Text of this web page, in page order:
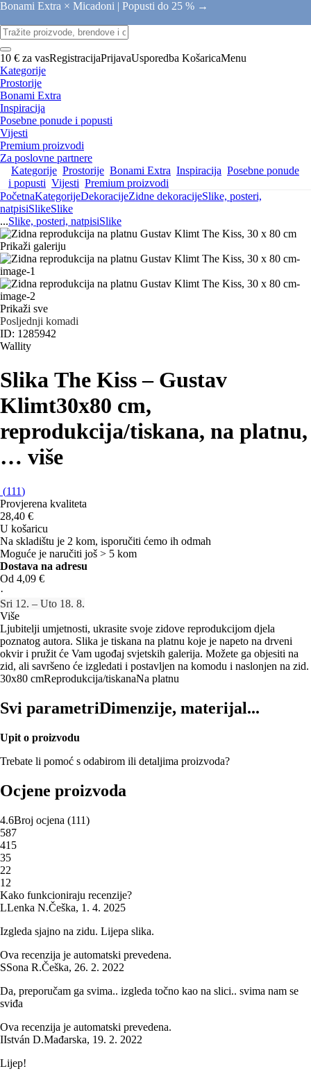
Bonami Extra × Micadoni | Popusti do 25 % →
10 € za vasRegistracijaPrijavaUsporedba KošaricaMenu
Kategorije
Prostorije
Bonami Extra
Inspiracija
Posebne ponude i popusti
Vijesti
Premium proizvodi
Za poslovne partnere
Kategorije Prostorije Bonami Extra Inspiracija Posebne ponude
i popusti Vijesti Premium proizvodi
PočetnaKategorijeDekoracijeZidne dekoracijeSlike, posteri,
natpisiSlikeSlike
...Slike, posteri, natpisiSlike
Prikaži galeriju
Prikaži sve
Posljednji komadi
ID: 1285942
Wallity
Slika The Kiss – Gustav
Klimt30x80 cm,
reprodukcija/tiskana, na platnu,
… više
(111)
Provjerena kvaliteta
28,40 €
U košaricu
Na skladištu je 2 kom, isporučiti ćemo ih odmah
Moguće je naručiti još > 5 kom
Dostava na adresu
Od 4,09 €
·
Sri 12. – Uto 18. 8.
Više
Ljubitelji umjetnosti, ukrasite svoje zidove reprodukcijom djela
poznatog autora. Slika je tiskana na platnu koje je napeto na drveni
okvir i pružit će Vam ugođaj svjetskih galerija. Možete ga objesiti na
zid, ali savršeno će izgledati i postavljen na komodu i naslonjen na zid.
30x80 cmReprodukcija/tiskanaNa platnu
Svi parametriDimenzije, materijal...
Upit o proizvodu
Trebate li pomoć s odabirom ili detaljima proizvoda?
Ocjene proizvoda
4.6Broj ocjena (111)
587
415
35
22
1 2
Kako funkcioniraju recenzije?
LLenka N.Češka, 1. 4. 2025
Izgleda sjajno na zidu. Lijepa slika.
Ova recenzija je automatski prevedena.
SSona R.Češka, 26. 2. 2022
Da, preporučam ga svima.. izgleda točno kao na slici.. svima nam se
sviđa
Ova recenzija je automatski prevedena.
IIstván D.Mađarska, 19. 2. 2022
Lijep!